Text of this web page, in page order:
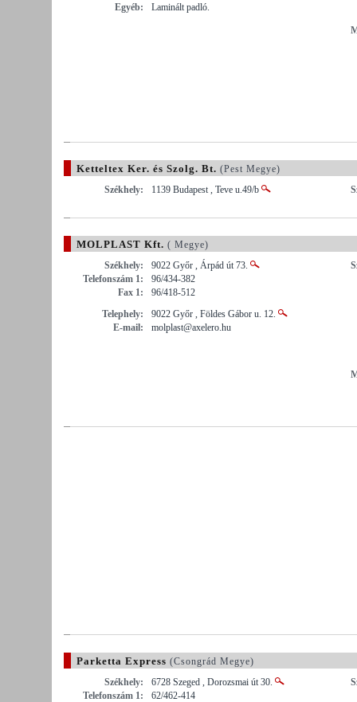
Egyéb:
Laminált padló.
Ketteltex Ker. és Szolg. Bt. (Pest Megye)
Székhely:
1139 Budapest , Teve u.49/b
MOLPLAST Kft. ( Megye)
Székhely:
9022 Győr , Árpád út 73.
Telefonszám 1:
96/434-382
Fax 1:
96/418-512
Telephely:
9022 Győr , Földes Gábor u. 12.
E-mail:
molplast@axelero.hu
Parketta Express (Csongrád Megye)
Székhely:
6728 Szeged , Dorozsmai út 30.
Telefonszám 1:
62/462-414